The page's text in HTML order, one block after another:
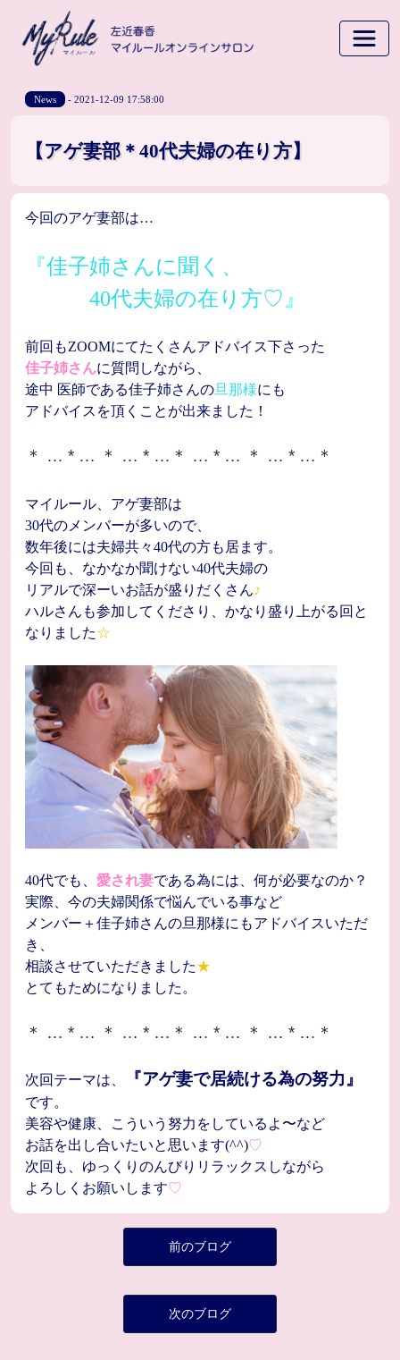
News - 2021-12-09 17:58:00
【アゲ妻部＊40代夫婦の在り方】
今回のアゲ妻部は…
『佳子姉さんに聞く、
40代夫婦の在り方♡』
前回もZOOMにてたくさんアドバイス下さった
佳子姉さんに質問しながら、
途中 医師である佳子姉さんの旦那様にも
アドバイスを頂くことが出来ました！
＊ … * … ＊ … * …＊ … * … ＊ … * …＊
マイルール、アゲ妻部は
30代のメンバーが多いので、
数年後には夫婦共々40代の方も居ます。
今回も、なかなか聞けない40代夫婦の
リアルで深ーいお話が盛りだくさん♪
ハルさんも参加してくださり、かなり盛り上がる回と
なりました☆
40代でも、 愛され妻である為には、何が必要なのか？
実際、今の夫婦関係で悩んでいる事など
メンバー＋佳子姉さんの旦那様にもアドバイスいただ
き、
相談させていただきました★
とてもためになりました。
＊ … * … ＊ … * …＊ … * … ＊ … * …＊
次回テーマは、 『アゲ妻で居続ける為の努力』
です。
美容や健康、こういう努力をしているよ〜など
お話を出し合いたいと思います(^^)♡
次回も、ゆっくりのんびりリラックスしながら
よろしくお願いします♡
前のブログ
次のブログ